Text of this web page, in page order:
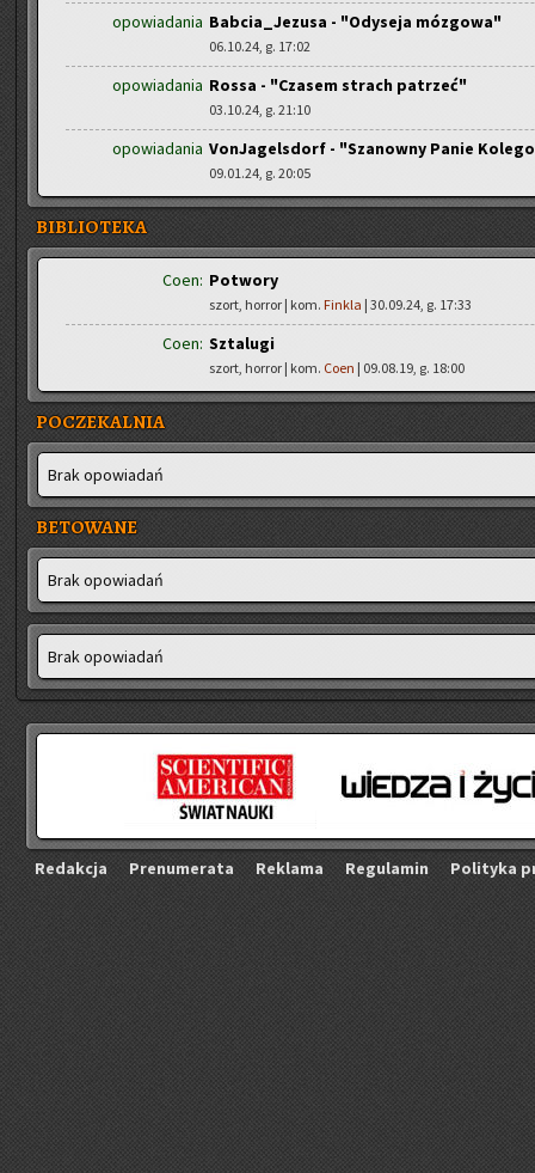
opowiadania Babcia_Jezusa - "Odyseja mózgowa"
06.10.24, g. 17:02
opowiadania Rossa - "Czasem strach patrzeć"
03.10.24, g. 21:10
opowiadania VonJagelsdorf - "Szanowny Panie
09.01.24, g. 20:05
BIBLIOTEKA
Coen: Potwory
szort, horror | kom. Finkla | 30.09.24, g. 17:33
Coen: Sztalugi
szort, horror | kom. Coen | 09.08.19, g. 18:00
POCZEKALNIA
Brak opo­wia­dań
BETOWANE
Brak opo­wia­dań
Brak opo­wia­dań
Re­dak­cja Pre­nu­me­ra­ta Re­kla­ma Re­gu­la­min Po­li­ty­ka